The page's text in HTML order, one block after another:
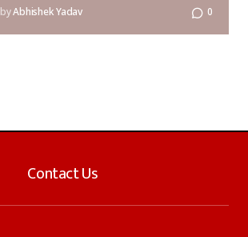
byAbhishek Yadav 0
Contact Us